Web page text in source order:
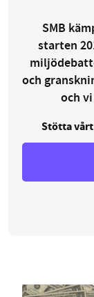
SMB
starten
och
och
Stötta